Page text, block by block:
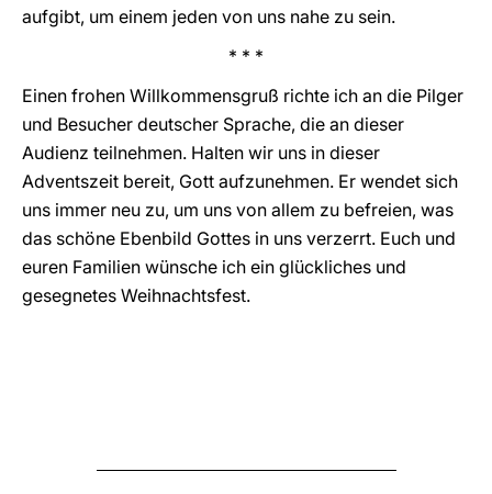
aufgibt, um einem jeden von uns nahe zu sein.
* * *
Einen frohen Willkommensgruß richte ich an die Pilger
und Besucher deutscher Sprache, die an dieser
Audienz teilnehmen. Halten wir uns in dieser
Adventszeit bereit, Gott aufzunehmen. Er wendet sich
uns immer neu zu, um uns von allem zu befreien, was
das schöne Ebenbild Gottes in uns verzerrt. Euch und
euren Familien wünsche ich ein glückliches und
gesegnetes Weihnachtsfest.